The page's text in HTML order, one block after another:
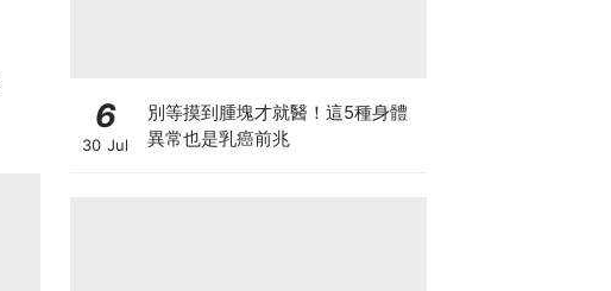
6
30 Jul
別等摸到腫塊才就醫！這5種身體
異常也是乳癌前兆